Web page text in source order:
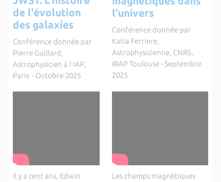
de l'évolution
des galaxies
Conférence donnée par
Pierre Guillard,
Astrophysicien à l'IAP,
Paris - Octobre 2025
l'univers
Conférence donnée par
Katia Ferriere,
Astrophysicienne, CNRS,
IRAP Toulouse - Septembre
2025
Il y a cent ans, Edwin
Les champs magnétiques